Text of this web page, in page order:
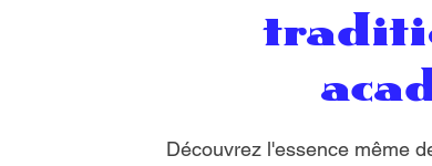
Découvrez l'essence même